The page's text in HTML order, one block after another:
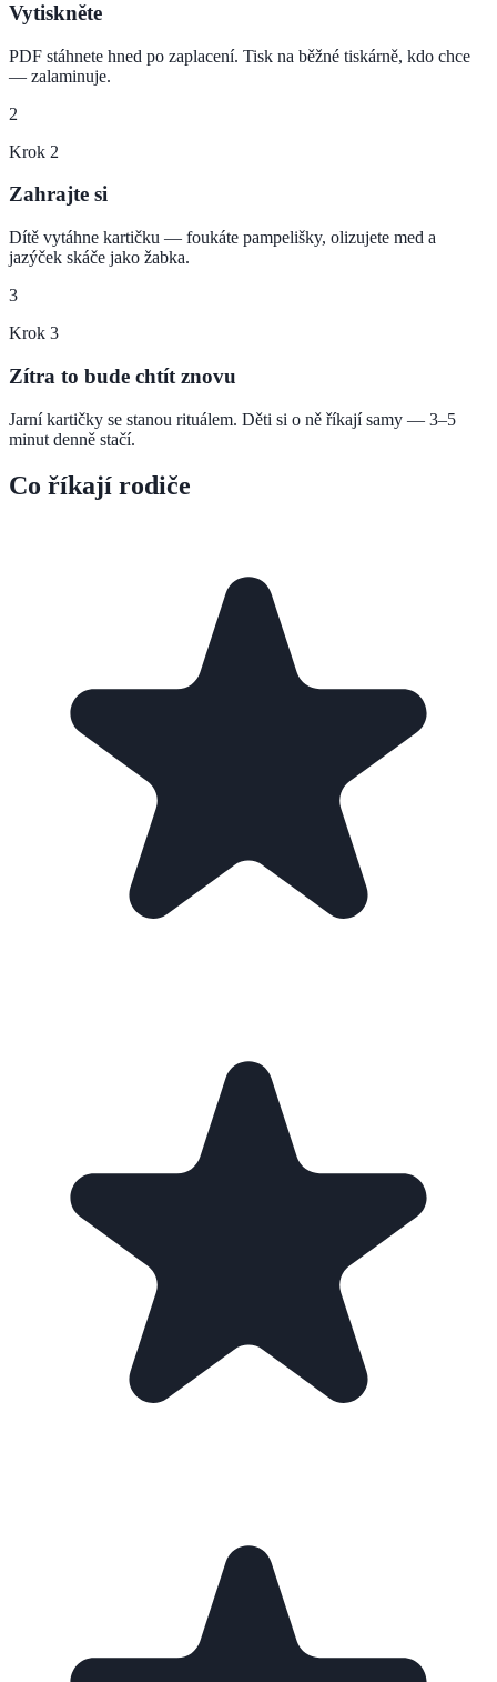
Vytiskněte
PDF stáhnete hned po zaplacení. Tisk na běžné tiskárně, kdo chce
— zalaminuje.
2
Krok 2
Zahrajte si
Dítě vytáhne kartičku — foukáte pampelišky, olizujete med a
jazýček skáče jako žabka.
3
Krok 3
Zítra to bude chtít znovu
Jarní kartičky se stanou rituálem. Děti si o ně říkají samy — 3–5
minut denně stačí.
Co říkají rodiče